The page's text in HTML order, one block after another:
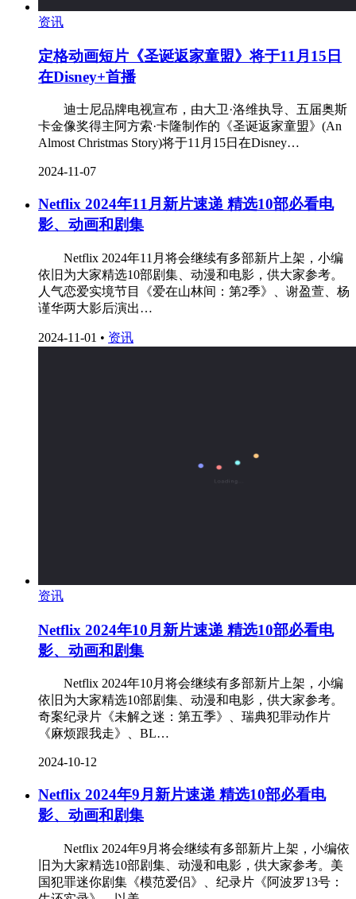
资讯
定格动画短片《圣诞返家童盟》将于11月15日
在Disney+首播
迪士尼品牌电视宣布，由大卫·洛维执导、五届奥斯
卡金像奖得主阿方索·卡隆制作的《圣诞返家童盟》(An
Almost Christmas Story)将于11月15日在Disney…
2024-11-07
Netflix 2024年11月新片速递 精选10部必看电
影、动画和剧集
Netflix 2024年11月将会继续有多部新片上架，小编
依旧为大家精选10部剧集、动漫和电影，供大家参考。
人气恋爱实境节目《爱在山林间：第2季》、谢盈萱、杨
谨华两大影后演出…
2024-11-01 • 资讯
资讯
Netflix 2024年10月新片速递 精选10部必看电
影、动画和剧集
Netflix 2024年10月将会继续有多部新片上架，小编
依旧为大家精选10部剧集、动漫和电影，供大家参考。
奇案纪录片《未解之迷：第五季》、瑞典犯罪动作片
《麻烦跟我走》、BL…
2024-10-12
Netflix 2024年9月新片速递 精选10部必看电
影、动画和剧集
Netflix 2024年9月将会继续有多部新片上架，小编依
旧为大家精选10部剧集、动漫和电影，供大家参考。美
国犯罪迷你剧集《模范爱侣》、纪录片《阿波罗13号：